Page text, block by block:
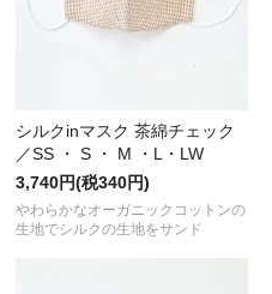
シルクinマスク 茶綿チェック
／SS ・ S ・ M ・L・LW
3,740円(税340円)
やわらかなオーガニックコットンの
生地でシルクの生地をサンド